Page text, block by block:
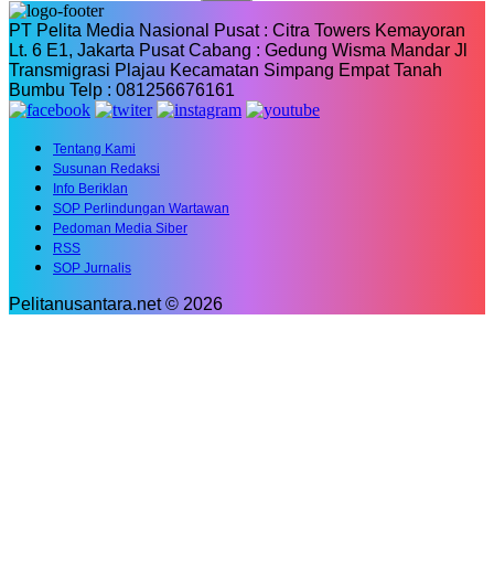
PT Pelita Media Nasional Pusat : Citra Towers Kemayoran
Lt. 6 E1, Jakarta Pusat Cabang : Gedung Wisma Mandar Jl
Transmigrasi Plajau Kecamatan Simpang Empat Tanah
Bumbu Telp : 081256676161
Tentang Kami
Susunan Redaksi
Info Beriklan
SOP Perlindungan Wartawan
Pedoman Media Siber
RSS
SOP Jurnalis
Pelitanusantara.net © 2026